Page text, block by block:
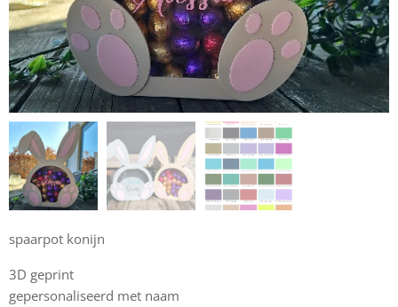
spaarpot konijn
3D geprint
gepersonaliseerd met naam